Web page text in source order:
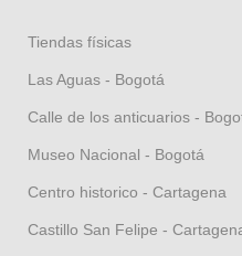
Tiendas físicas
Las Aguas - Bogotá
Calle de los anticuarios -
Museo Nacional - Bogotá
Centro historico - Cartagena
Castillo San Felipe -